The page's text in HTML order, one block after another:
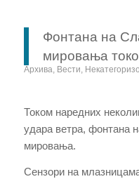
Фонтана на
мировања
Архива Вести
Током наредних
удара ветра, фонтана
мировања.
Сензори на